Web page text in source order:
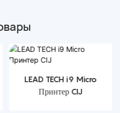
LEAD TECH i9 Micro
Принтер CIJ